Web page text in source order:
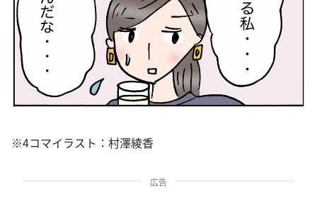
※4コマイラスト：村澤綾香
広告